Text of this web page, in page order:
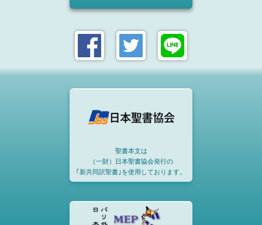
聖書本文は
（一財）日本聖書協会発行の
｢新共同訳聖書｣を使用しております。